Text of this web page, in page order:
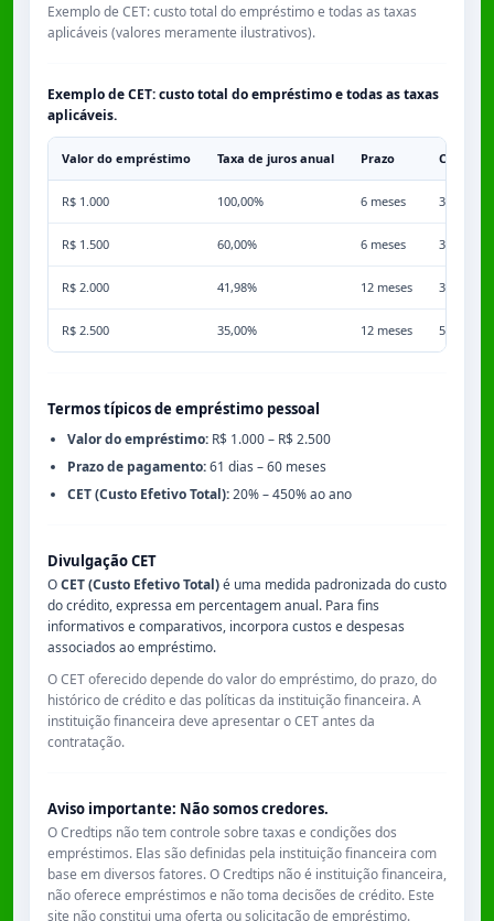
Exemplo de CET: custo total do empréstimo e todas as taxas
aplicáveis (valores meramente ilustrativos).
Exemplo de CET: custo total do empréstimo e todas as taxas
aplicáveis.
Valor do empréstimo Taxa de juros anual Prazo
R$ 1.000 100,00% 6 meses 3,50%
R$ 1.500 60,00% 6 meses 3,50%
R$ 2.000 41,98% 12 meses 3,50%
R$ 2.500 35,00% 12 meses 5,00%
Termos típicos de empréstimo pessoal
Valor do empréstimo: R$ 1.000 – R$ 2.500
Prazo de pagamento:61 dias – 60 meses
CET (Custo Efetivo Total):20% – 450% ao ano
Divulgação CET
OCET (Custo Efetivo Total)é uma medida padronizada do custo
do crédito, expressa em percentagem anual. Para fins
informativos e comparativos, incorpora custos e despesas
associados ao empréstimo.
O CET oferecido depende do valor do empréstimo, do prazo, do
histórico de crédito e das políticas da instituição financeira. A
instituição financeira deve apresentar o CET antes da
contratação.
Aviso importante: Não somos credores.
O Credtips não tem controle sobre taxas e condições dos
empréstimos. Elas são definidas pela instituição financeira com
base em diversos fatores. O Credtips não é instituição financeira,
não oferece empréstimos e não toma decisões de crédito. Este
site não constitui uma oferta ou solicitação de empréstimo.